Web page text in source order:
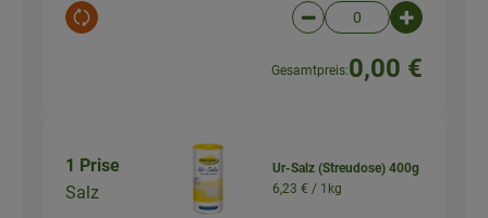
Auswahl ändern Artikelanzahl
Gesamtpreis:0,00 €
1 Prise
Salz
Ur-Salz (Streudose) 400g
6,23 € / 1kg